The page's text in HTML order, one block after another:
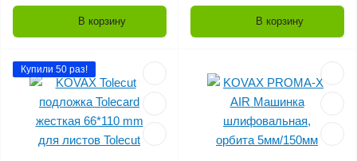
В корзину В корзину
Купили 50 раз!